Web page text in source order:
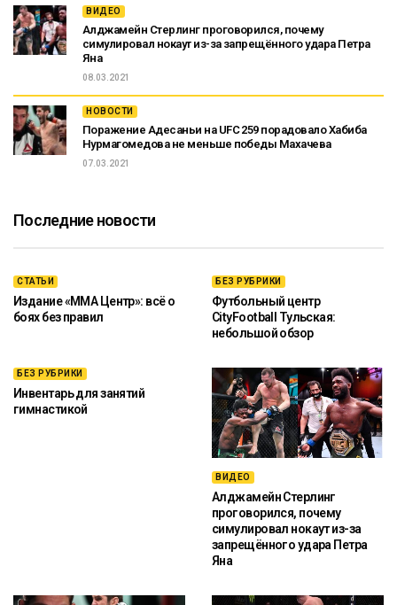
ВИДЕО
Алджамейн Стерлинг проговорился, почему
симулировал нокаут из-за запрещённого удара Петра
Яна
08.03.2021
НОВОСТИ
Поражение Адесаньи на UFC 259 порадовало Хабиба
Нурмагомедова не меньше победы Махачева
07.03.2021
Последние новости
СТАТЬИ
Издание «ММА Центр»: всё о
боях без правил
БЕЗ РУБРИКИ
Футбольный центр
CityFootball Тульская:
небольшой обзор
БЕЗ РУБРИКИ
Инвентарь для занятий
гимнастикой
ВИДЕО
Алджамейн Стерлинг
проговорился, почему
симулировал нокаут из-за
запрещённого удара Петра
Яна